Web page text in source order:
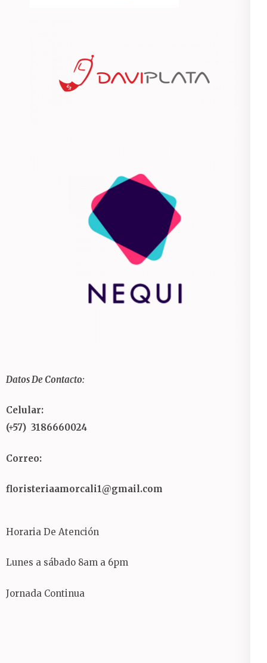
Datos De Contacto:
Celular:
(+57) 3186660024
Correo:
floristeriaamorcali1@gmail.com
Horaria De Atención
Lunes a sábado 8am a 6pm
Jornada Continua